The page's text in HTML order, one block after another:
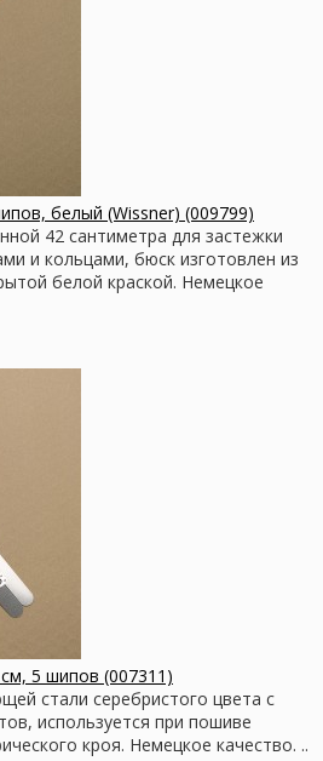
белый (Wissner) (009799)
42 сантиметра для застежки
и кольцами, бюск изготовлен из
белой краской. Немецкое
5 шипов (007311)
стали серебристого цвета с
используется при пошиве
кроя. Немецкое качество. ..